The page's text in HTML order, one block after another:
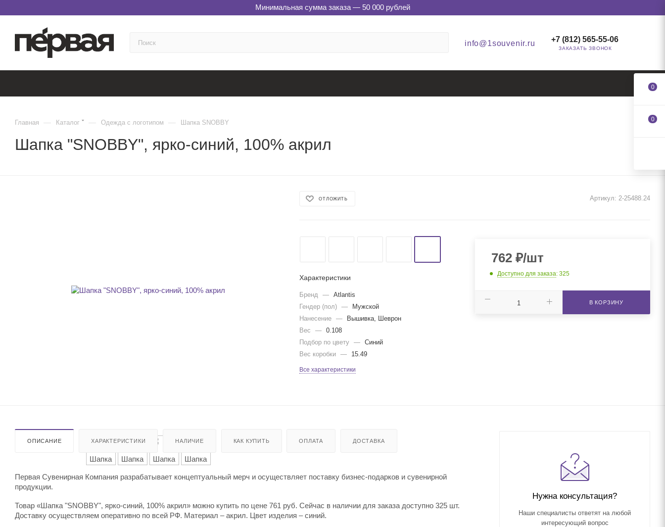
Минимальная сумма заказа — 50 000 рублей
info@1souvenir.ru +7 (812) 565-55-06
ЗАКАЗАТЬ ЗВОНОК
Главная — Каталог — Одежда с логотипом — Шапка SNOBBY
Шапка "SNOBBY", ярко-синий, 100% акрил
ОТЛОЖИТЬ Артикул: 2-25488.24
Характеристики
Бренд —
Atlantis
Гендер (пол)
—
Мужской
Нанесение
—
Вышивка, Шеврон
Вес
—
0.108
Подбор по цвету
—
Синий
Вес коробки
— 15.49
Все характеристики
762₽/шт
Доступно для заказа: 325
В КОРЗИНУ
ОПИСАНИЕ ХАРАКТЕРИСТИКИ НАЛИЧИЕ КАК КУПИТЬ ОПЛАТА ДОСТАВКА
Первая Сувенирная Компания разрабатывает концептуальный мерч и осуществляет поставку бизнес-подарков и сувенирной
продукции.
Товар «Шапка "SNOBBY", ярко-синий, 100% акрил» можно купить по цене 761 руб. Сейчас в наличии для заказа доступно 325 шт.
Доставку осуществляем оперативно по всей РФ. Материал – акрил. Цвет изделия – синий.
Нужна консультация?
Наши специалисты ответят на любой
интересующий вопрос
0
0